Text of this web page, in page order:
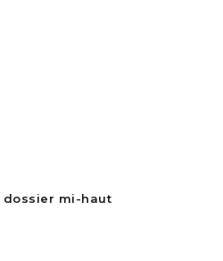
dossier mi-haut